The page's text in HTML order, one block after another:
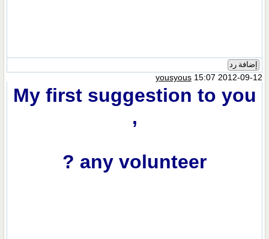
إضافة رد
yousyous15:07 2012-09-12
My first suggestion to you
,
any volunteer ?